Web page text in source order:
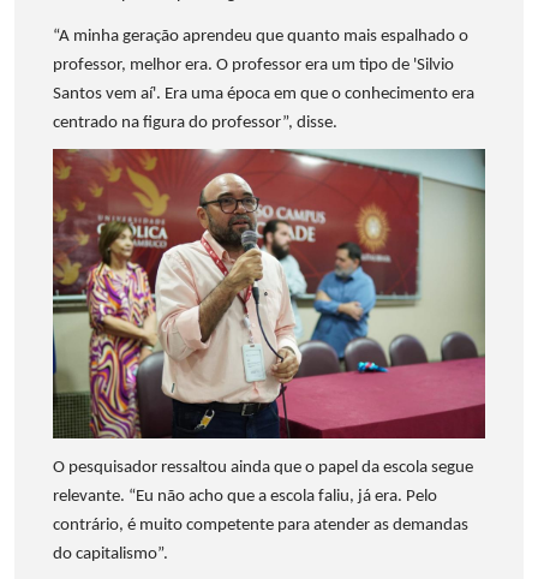
“A minha geração aprendeu que quanto mais espalhado o
professor, melhor era. O professor era um tipo de 'Silvio
Santos vem aí'. Era uma época em que o conhecimento era
centrado na figura do professor”, disse.
O pesquisador ressaltou ainda que o papel da escola segue
relevante. “Eu não acho que a escola faliu, já era. Pelo
contrário, é muito competente para atender as demandas
do capitalismo”.